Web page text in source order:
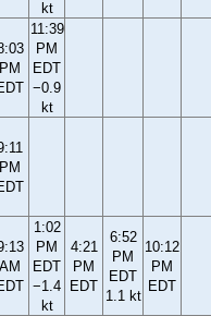
kt
PM
11:39
PM
EDT
−0.9
kt
PM
AM
1:02
PM
EDT
−1.4
kt
4:21
PM
EDT
6:52
PM
EDT
1.1 kt
10:12
PM
EDT